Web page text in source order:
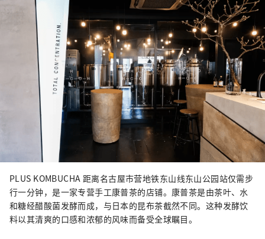
酒以及其他由当地老字号“Kojiya”的
曲制成的食材，精心烹制健康美味的餐
点。“曲屋”自江户时代起便已营业。
这栋拥有百年历史的传统日式房屋内，
摆放着来自日本及海外的古董家具。欢
迎您在这座充满历史气息的建筑和家具
环绕下，享受一段轻松惬意的时光。
PLUS KOMBUCHA 距离名古屋市营地铁东山线东山公园站仅需步
行一分钟，是一家专营手工康普茶的店铺。康普茶是由茶叶、水
和糖经醋酸菌发酵而成，与日本的昆布茶截然不同。这种发酵饮
料以其清爽的口感和浓郁的风味而备受全球瞩目。